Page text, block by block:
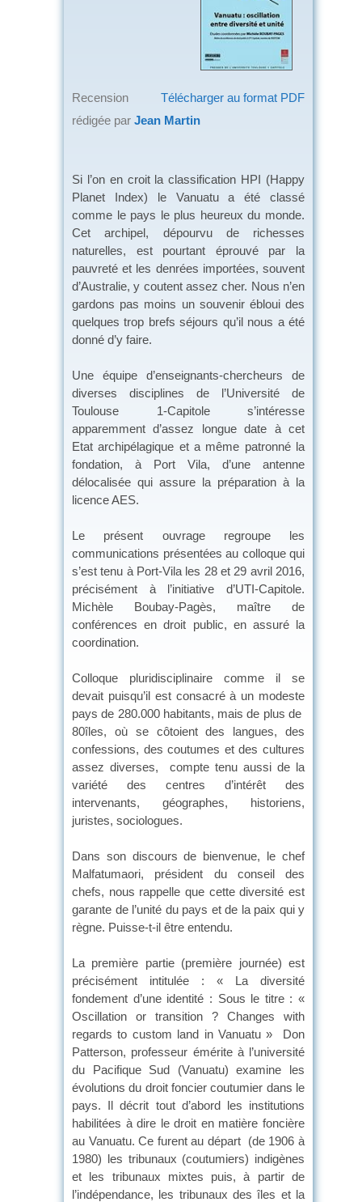
Télécharger au format PDF
Recension
rédigée par Jean Martin
Si l’on en croit la classification HPI (Happy
Planet Index) le Vanuatu a été classé
comme le pays le plus heureux du monde.
Cet archipel, dépourvu de richesses
naturelles, est pourtant éprouvé par la
pauvreté et les denrées importées, souvent
d’Australie, y coutent assez cher. Nous n’en
gardons pas moins un souvenir ébloui des
quelques trop brefs séjours qu’il nous a été
donné d’y faire.
Une équipe d’enseignants-chercheurs de
diverses disciplines de l’Université de
Toulouse 1-Capitole s’intéresse
apparemment d’assez longue date à cet
Etat archipélagique et a même patronné la
fondation, à Port Vila, d’une antenne
délocalisée qui assure la préparation à la
licence AES.
Le présent ouvrage regroupe les
communications présentées au colloque qui
s’est tenu à Port-Vila les 28 et 29 avril 2016,
précisément à l’initiative d’UTI-Capitole.
Michèle Boubay-Pagès, maître de
conférences en droit public, en assuré la
coordination.
Colloque pluridisciplinaire comme il se
devait puisqu’il est consacré à un modeste
pays de 280.000 habitants, mais de plus de
80îles, où se côtoient des langues, des
confessions, des coutumes et des cultures
assez diverses, compte tenu aussi de la
variété des centres d’intérêt des
intervenants, géographes, historiens,
juristes, sociologues.
Dans son discours de bienvenue, le chef
Malfatumaori, président du conseil des
chefs, nous rappelle que cette diversité est
garante de l’unité du pays et de la paix qui y
règne. Puisse-t-il être entendu.
La première partie (première journée) est
précisément intitulée : « La diversité
fondement d’une identité : Sous le titre : «
Oscillation or transition ? Changes with
regards to custom land in Vanuatu » Don
Patterson, professeur émérite à l’université
du Pacifique Sud (Vanuatu) examine les
évolutions du droit foncier coutumier dans le
pays. Il décrit tout d’abord les institutions
habilitées à dire le droit en matière foncière
au Vanuatu. Ce furent au départ (de 1906 à
1980) les tribunaux (coutumiers) indigènes
et les tribunaux mixtes puis, à partir de
l’indépendance, les tribunaux des îles et la